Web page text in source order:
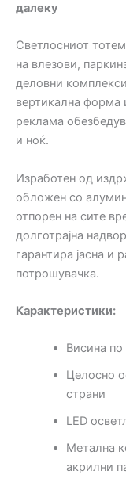
далеку
Светлосниот
на влезови,
деловни
вертикална форма
реклама
и ноќ.
Изработен од
обложен со
отпорен на сите
долготрајна
гарантира јасна и
потрошувачка.
Карактеристики:
Висина по
Целосно
страни
LED
Метална
акрилни